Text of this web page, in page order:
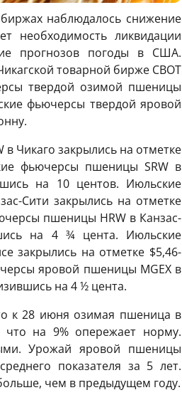
наблюдалось снижение
необходимость ликвидации
прогнозов погоды в США.
товарной бирже CBOT
твердой озимой пшеницы
фьючерсы твердой яровой
Чикаго закрылись на отметке
фьючерсы пшеницы SRW в
на 10 центов. Июльские
Сити закрылись на отметке
пшеницы HRW в Канзас-
на 4 ¾ цента. Июльские
закрылись на отметке $5,46-
яровой пшеницы MGEХ в
на 4 ½ цента.
к 28 июня озимая пшеница в
на 9% опережает норму.
Урожай яровой пшеницы
показателя за 5 лет.
чем в предыдущем году.